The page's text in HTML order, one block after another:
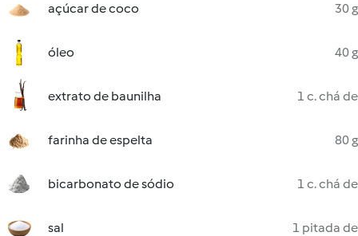
açúcar de coco 30 g
óleo 40 g
extrato de baunilha 1 c. chá de
farinha de espelta 80 g
bicarbonato de sódio 1 c. chá de
sal 1 pitada de